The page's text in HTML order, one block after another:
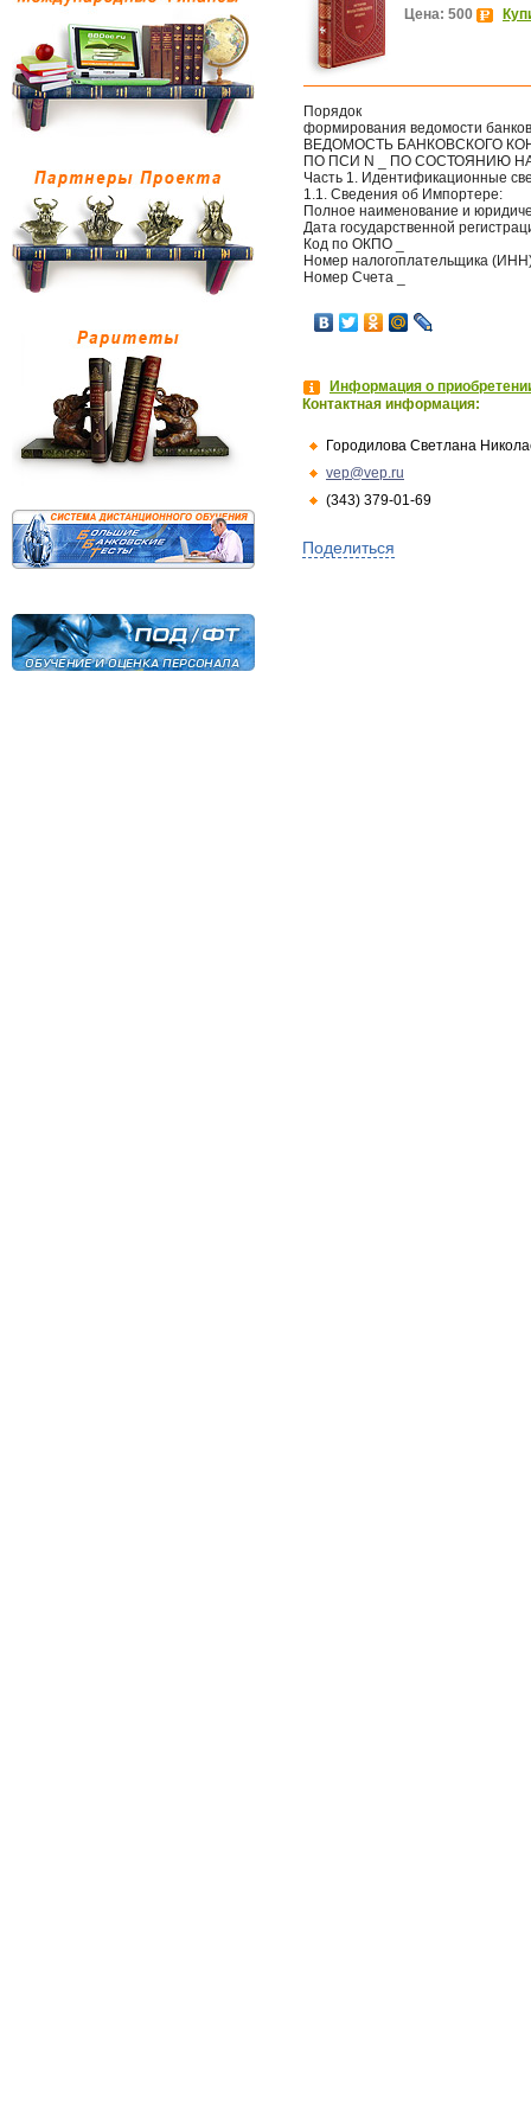
Цена: 500
Порядок
формирования ведомости
ВЕДОМОСТЬ БАНКОВСКОГО
ПО ПСИ N _ ПО СОСТОЯНИЮ НА
Часть 1. Идентификационные
1.1. Сведения об Импортере:
Полное наименование и
Дата государственной
Код по ОКПО _
Номер налогоплательщика
Номер Счета _
Информация о
Контактная информация:
Городилова Светлана
vep@vep.ru
(343) 379-01-69
Поделиться